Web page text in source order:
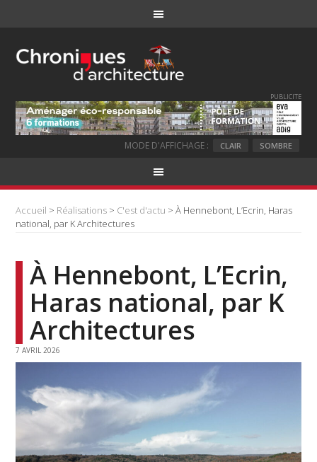
PUBLICITE
MODE D'AFFICHAGE : CLAIR SOMBRE
Accueil > Réalisations > C'est d'actu > À Hennebont, L’Ecrin, Haras
national, par K Architectures
À Hennebont, L’Ecrin,
Haras national, par K
Architectures
7 AVRIL 2026